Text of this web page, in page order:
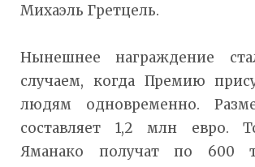
Михаэль Гретцель.
Нынешнее награждение
случаем, когда Премию
людям одновременно.
составляет 1,2 млн евро.
Яманако получат по 600